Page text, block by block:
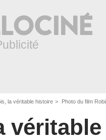
la véritable histoire Photo du film